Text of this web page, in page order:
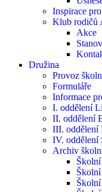
Inspirace
Klub rodičů
Akce
Družina
Provoz
Formuláře
Informace
I. oddělení
II. oddělení
III. oddělení
IV. oddělení
Archiv
Školní
Školní
Školní